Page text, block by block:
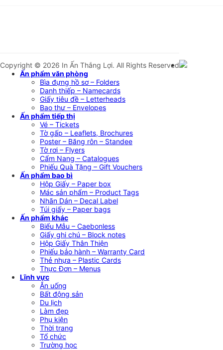
Copyright © 2026 In Ấn Thắng Lợi. All Rights Reserved
Ấn phẩm văn phòng
Bìa đựng hồ sơ – Folders
Danh thiếp – Namecards
Giấy tiêu đề – Letterheads
Bao thư – Envelopes
Ấn phẩm tiếp thị
Vé – Tickets
Tờ gấp – Leaflets, Brochures
Poster – Băng rôn – Standee
Tờ rơi – Flyers
Cẩm Nang – Catalogues
Phiếu Quà Tặng – Gift Vouchers
Ấn phẩm bao bì
Hộp Giấy – Paper box
Mác sản phẩm – Product Tags
Nhãn Dán – Decal Label
Túi giấy – Paper bags
Ấn phẩm khác
Biểu Mẫu – Caebonless
Giấy ghi chú – Block notes
Hộp Giấy Thân Thiện
Phiếu bảo hành – Warranty Card
Thẻ nhựa – Plastic Cards
Thực Đơn – Menus
Lĩnh vực
Ăn uống
Bất động sản
Du lịch
Làm đẹp
Phụ kiện
Thời trang
Tổ chức
Trường học